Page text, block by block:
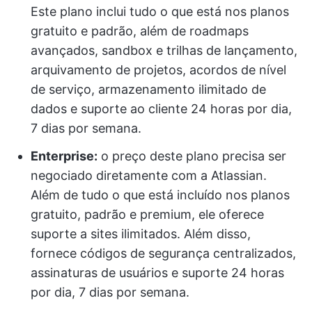
Este plano inclui tudo o que está nos planos
gratuito e padrão, além de roadmaps
avançados, sandbox e trilhas de lançamento,
arquivamento de projetos, acordos de nível
de serviço, armazenamento ilimitado de
dados e suporte ao cliente 24 horas por dia,
7 dias por semana.
Enterprise: o preço deste plano precisa ser
negociado diretamente com a Atlassian.
Além de tudo o que está incluído nos planos
gratuito, padrão e premium, ele oferece
suporte a sites ilimitados. Além disso,
fornece códigos de segurança centralizados,
assinaturas de usuários e suporte 24 horas
por dia, 7 dias por semana.